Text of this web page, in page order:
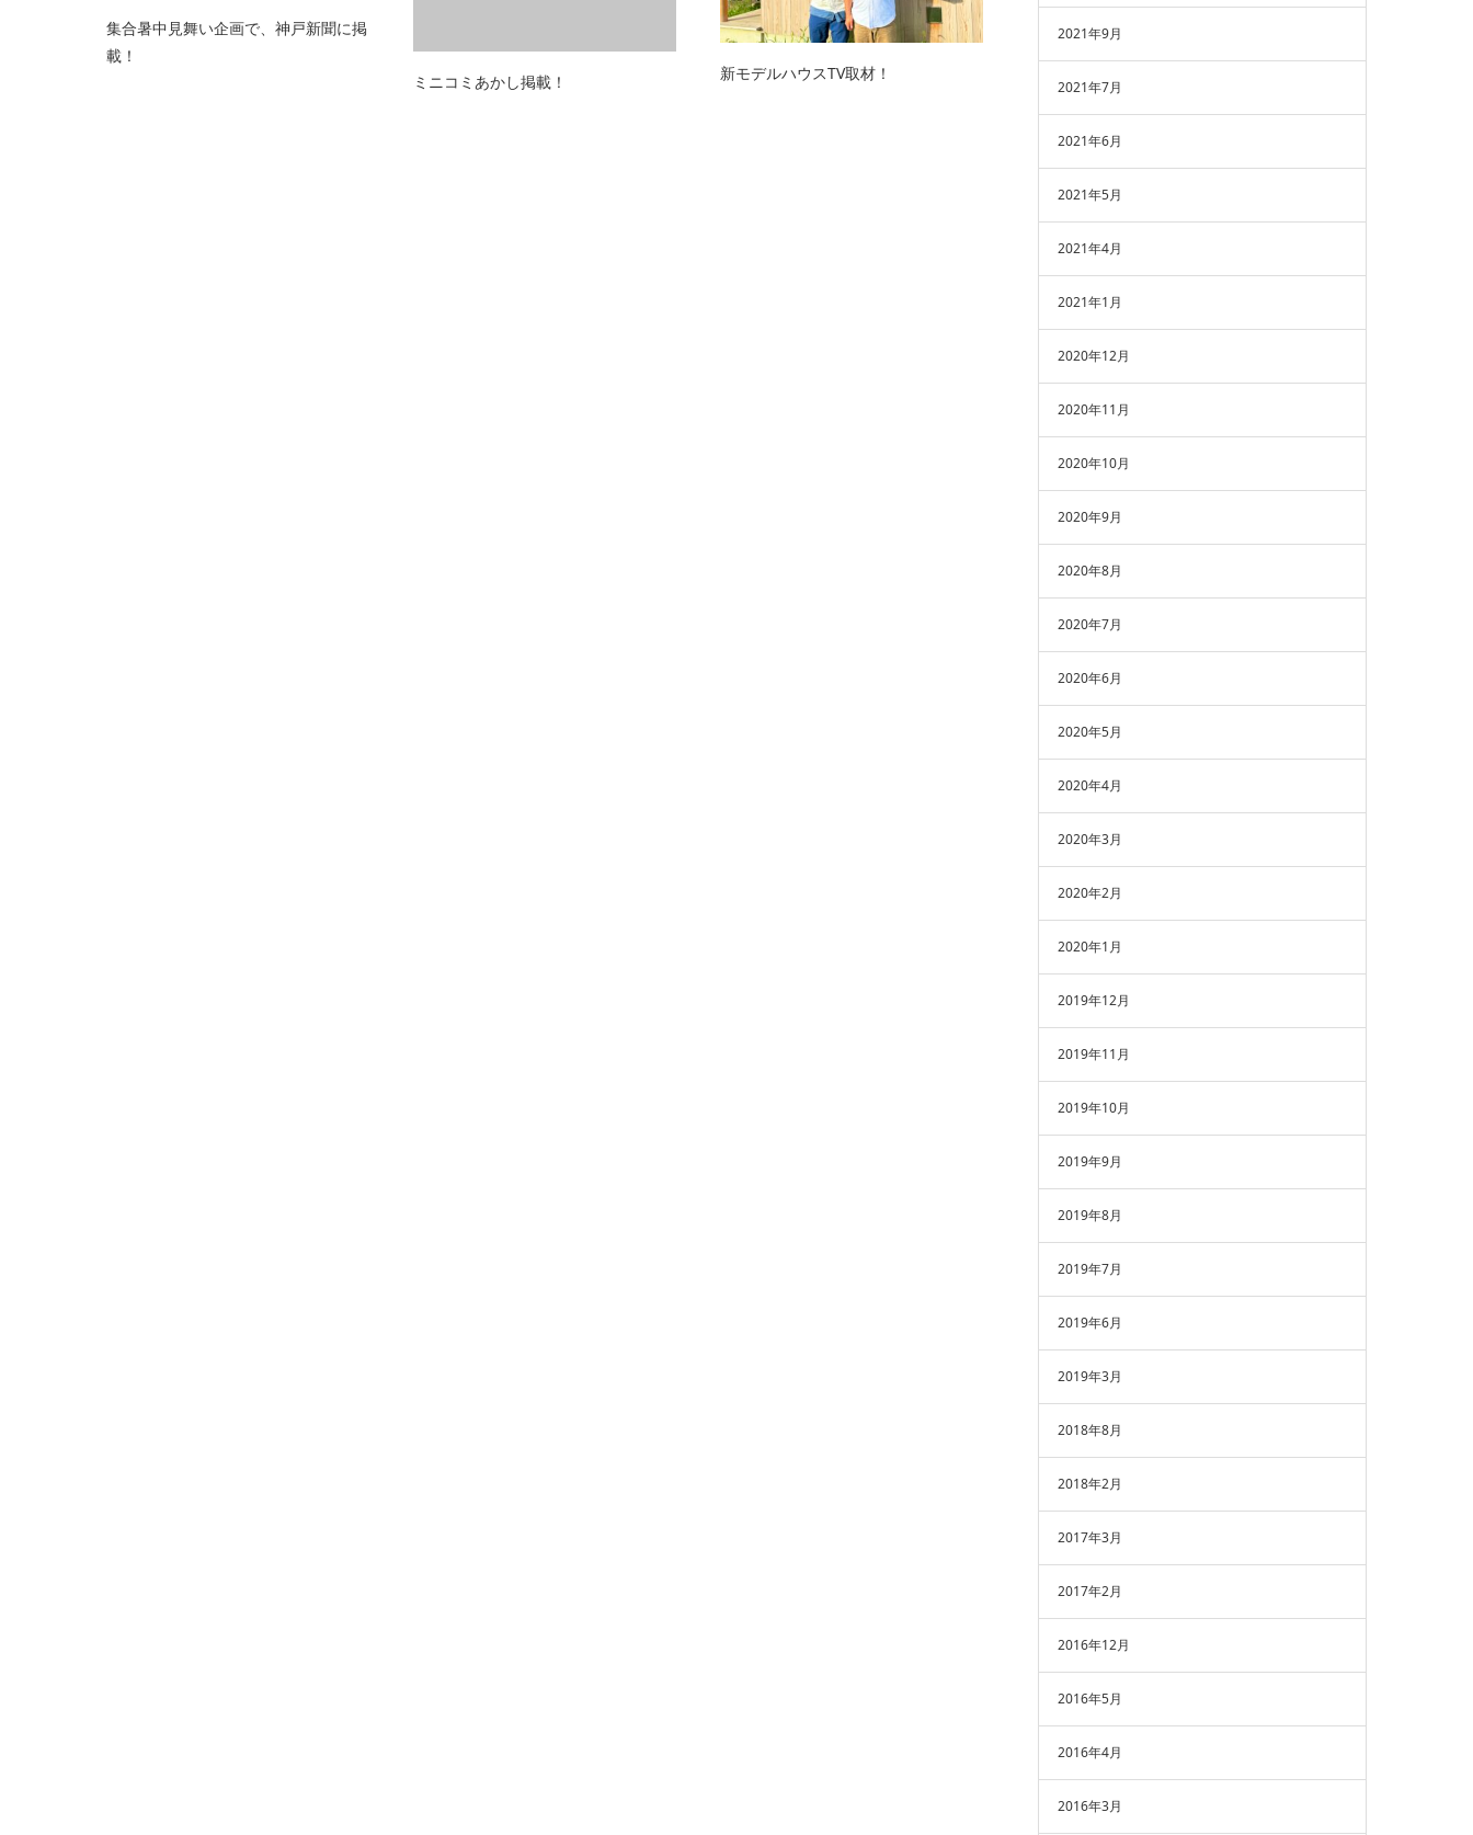
集合暑中見舞い企画で、神戸新聞に掲
載！
ミニコミあかし掲載！
新モデルハウスTV取材！
2021年9月
2021年7月
2021年6月
2021年5月
2021年4月
2021年1月
2020年12月
2020年11月
2020年10月
2020年9月
2020年8月
2020年7月
2020年6月
2020年5月
2020年4月
2020年3月
2020年2月
2020年1月
2019年12月
2019年11月
2019年10月
2019年9月
2019年8月
2019年7月
2019年6月
2019年3月
2018年8月
2018年2月
2017年3月
2017年2月
2016年12月
2016年5月
2016年4月
2016年3月